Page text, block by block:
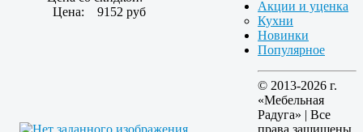
Цена:
9152 руб
Акции и уценка
Кухни
Новинки
Популярное
© 2013-2026 г.
«Мебельная
Радуга» | Все
права защищены